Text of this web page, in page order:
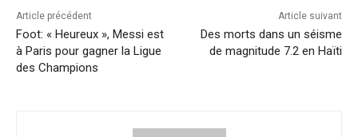
Article précédent
Foot: « Heureux », Messi est
à Paris pour gagner la Ligue
des Champions
Article suivant
Des morts dans un séisme
de magnitude 7.2 en Haïti